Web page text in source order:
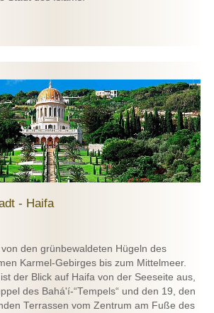
- Haifa
den grünbewaldeten Hügeln des
Karmel-Gebirges bis zum Mittelmeer.
der Blick auf Haifa von der Seeseite aus,
des Bahá'í-“Tempels“ und den 19, den
Terrassen vom Zentrum am Fuße des